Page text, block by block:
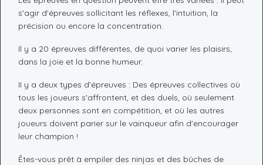
s'agir d'épreuves sollicitant les réflexes, l'intuition, la
précision ou encore la concentration.
Il y a 20 épreuves différentes, de quoi varier les plaisirs,
dans la joie et la bonne humeur.
II y a deux types d'épreuves : Des épreuves collectives où
tous les joueurs s'affrontent, et des duels, où seulement
deux personnes sont en compétition, et où les autres
joueurs doivent parier sur le vainqueur afin d'encourager
leur champion !
Êtes-vous prêt à empiler des ninjas et des bûches de